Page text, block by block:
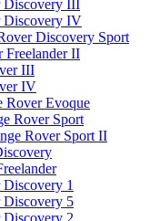
Discovery III
Discovery IV
Discovery Sport
Freelander II
III
IV
Rover Evoque
Rover Sport
Rover Sport II
1
5